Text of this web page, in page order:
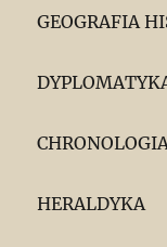
GEOGRAFIA
HERALDYKA